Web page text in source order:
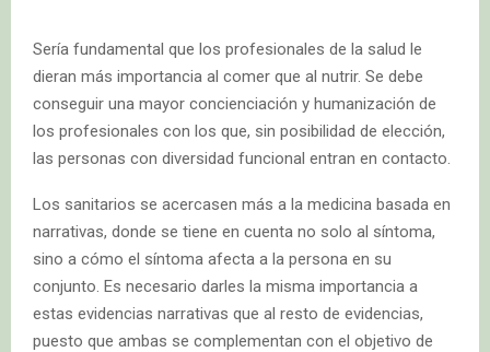
Sería fundamental que los profesionales de la salud le
dieran más importancia al comer que al nutrir. Se debe
conseguir una mayor concienciación y humanización de
los profesionales con los que, sin posibilidad de elección,
las personas con diversidad funcional entran en contacto.
Los sanitarios se acercasen más a la medicina basada en
narrativas, donde se tiene en cuenta no solo al síntoma,
sino a cómo el síntoma afecta a la persona en su
conjunto. Es necesario darles la misma importancia a
estas evidencias narrativas que al resto de evidencias,
puesto que ambas se complementan con el objetivo de